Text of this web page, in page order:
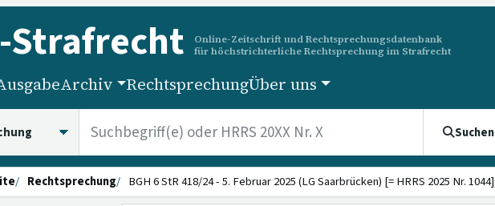
-Strafrecht
Online-Zeitschrift und Rechtsprechungsdatenbank
für höchstrichterliche Rechtsprechung im Strafrecht
Archiv RechtsprechungÜber uns
Suchen
Rechtsprechung BGH 6 StR 418/24 - 5. Februar 2025 (LG Saarbrücken) [= HRRS 2025 Nr. 1044]